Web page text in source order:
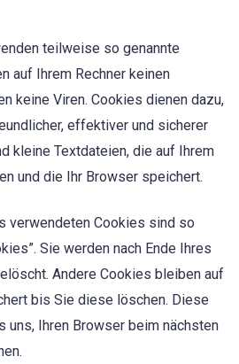
teilweise so genannte
auf Ihrem Rechner keinen
keine Viren. Cookies dienen dazu,
effektiver und sicherer
kleine Textdateien, die auf Ihrem
und die Ihr Browser speichert.
verwendeten Cookies sind so
Sie werden nach Ende Ihres
Andere Cookies bleiben auf
bis Sie diese löschen. Diese
uns, Ihren Browser beim nächsten